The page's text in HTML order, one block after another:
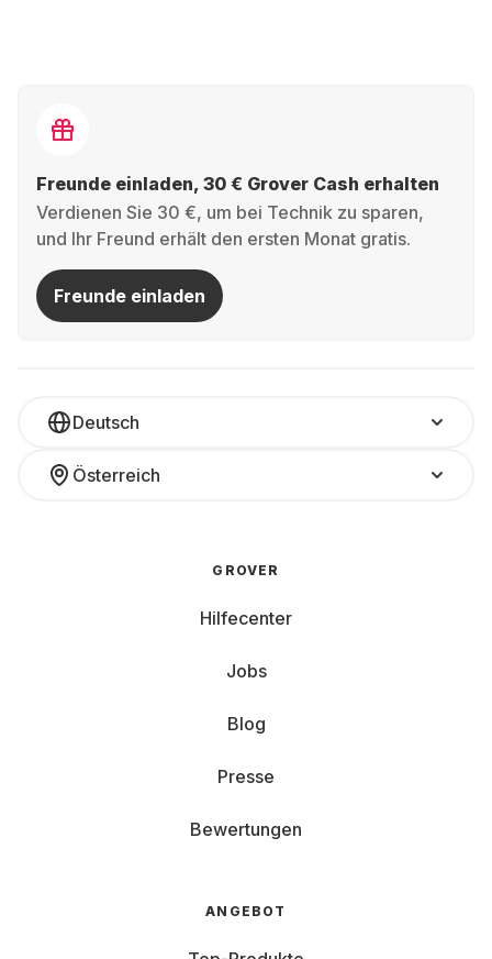
Freunde einladen, 30 € Grover Cash erhalten
Verdienen Sie 30 €, um bei Technik zu sparen,
und Ihr Freund erhält den ersten Monat gratis.
Freunde einladen
Deutsch
Österreich
GROVER
Hilfecenter
Jobs
Blog
Presse
Bewertungen
ANGEBOT